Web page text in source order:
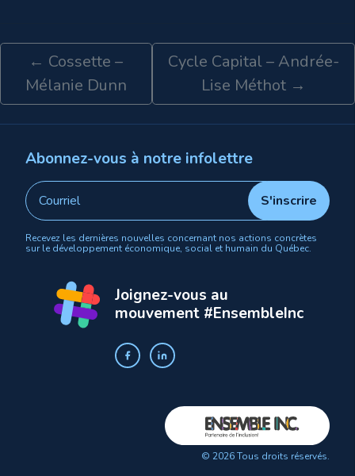
← Cossette –
Mélanie Dunn
Cycle Capital – Andrée-
Lise Méthot →
Abonnez-vous à notre infolettre
Recevez les dernières nouvelles concernant nos actions concrètes
sur le développement économique, social et humain du Québec.
Joignez-vous au
mouvement #EnsembleInc
© 2026 Tous droits réservés.